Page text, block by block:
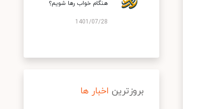
هنگام خواب رها شویم؟
1401/07/28
بروزترین اخبار ها